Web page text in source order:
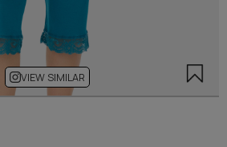
VIEW SIMILAR